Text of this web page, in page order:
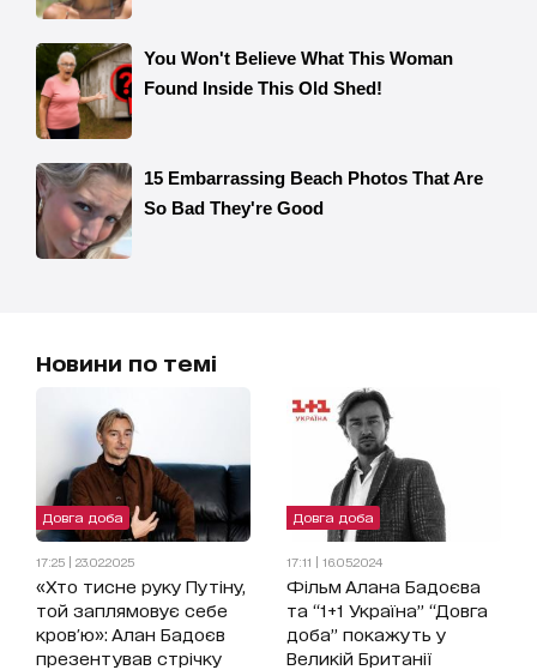
Новини по темі
Довга доба
17:25 | 23.02.2025
«Хто тисне руку Путіну,
той заплямовує себе
кров'ю»: Алан Бадоєв
презентував стрічку
Довга доба
17:11 | 16.05.2024
Фільм Алана Бадоєва
та “1+1 Україна” “Довга
доба” покажуть у
Великій Британії